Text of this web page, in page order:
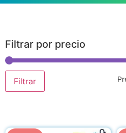
Filtrar por precio
Filtrar